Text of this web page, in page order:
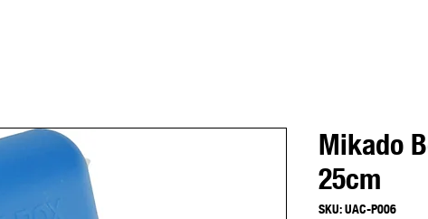
Mikado
25cm
SKU: UAC-P006